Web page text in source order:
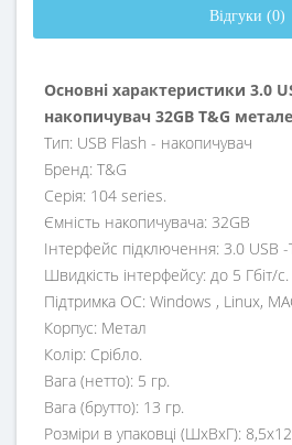
Відгуки (0)
Основні характеристики 3.0
накопичувач 32GB T&G
Тип: USB Flash - накопичувач
Бренд: T&G
Серія: 104 series.
Ємність накопичувача: 32GB
Інтерфейс підключення: 3.0 USB -
Швидкість інтерфейсу: до 5 Гбіт/с.
Підтримка ОС: Windows , Linux,
Корпус: Метал
Колір: Срібло.
Вага (нетто): 5 гр.
Вага (брутто): 13 гр.
Розміри в упаковці (ШхВхГ):